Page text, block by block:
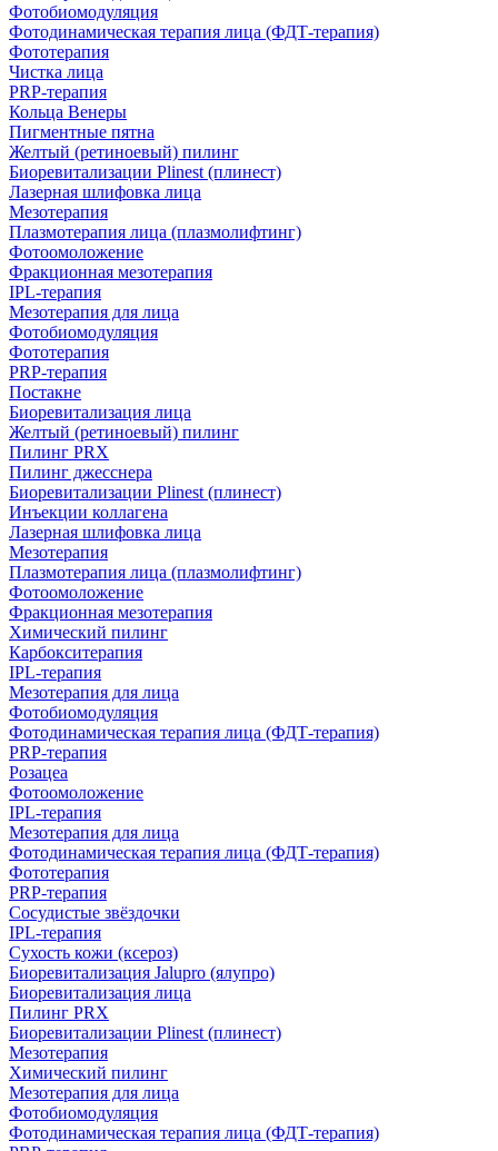
Фотобиомодуляция
Фотодинамическая терапия лица (ФДТ-терапия)
Фототерапия
Чистка лица
PRP-терапия
Кольца Венеры
Пигментные пятна
Желтый (ретиноевый) пилинг
Биоревитализации Plinest (плинест)
Лазерная шлифовка лица
Мезотерапия
Плазмотерапия лица (плазмолифтинг)
Фотоомоложение
Фракционная мезотерапия
IPL‑терапия
Мезотерапия для лица
Фотобиомодуляция
Фототерапия
PRP-терапия
Постакне
Биоревитализация лица
Желтый (ретиноевый) пилинг
Пилинг PRX
Пилинг джесснера
Биоревитализации Plinest (плинест)
Инъекции коллагена
Лазерная шлифовка лица
Мезотерапия
Плазмотерапия лица (плазмолифтинг)
Фотоомоложение
Фракционная мезотерапия
Химический пилинг
Карбокситерапия
IPL‑терапия
Мезотерапия для лица
Фотобиомодуляция
Фотодинамическая терапия лица (ФДТ-терапия)
PRP-терапия
Розацеа
Фотоомоложение
IPL‑терапия
Мезотерапия для лица
Фотодинамическая терапия лица (ФДТ-терапия)
Фототерапия
PRP-терапия
Сосудистые звёздочки
IPL‑терапия
Сухость кожи (ксероз)
Биоревитализация Jalupro (ялупро)
Биоревитализация лица
Пилинг PRX
Биоревитализации Plinest (плинест)
Мезотерапия
Химический пилинг
Мезотерапия для лица
Фотобиомодуляция
Фотодинамическая терапия лица (ФДТ-терапия)